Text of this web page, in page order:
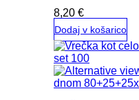
8,20 €
Dodaj v košarico